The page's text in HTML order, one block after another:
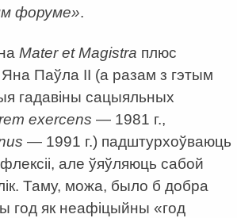
форуме».
Mater et Magistra плюс
Паўла ІІ (а разам з гэтым
гадавіны сацыяльных
exercens — 1981 г.,
— 1991 г.) падштурхоўваюць
але ўяўляюць сабой
Таму, можа, было б добра
год як неафіцыйны «год